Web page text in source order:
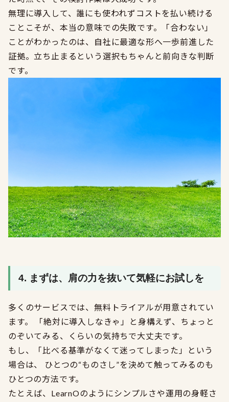
無理に導入して、誰にも使われずコストを払い続ける
ことこそが、本当の意味での失敗です。「合わない」
ことがわかったのは、自社に最適な形へ一歩前進した
証拠。立ち止まるという選択もちゃんと前向きな判断
です。
4. まずは、肩の力を抜いて気軽にお試しを
多くのサービスでは、無料トライアルが用意されてい
ます。 「絶対に導入しなきゃ」と身構えず、ちょっと
のぞいてみる、くらいの気持ちで大丈夫です。
もし、「比べる基準がなくて迷ってしまった」という
場合は、 ひとつの“ものさし”を決めて触ってみるのも
ひとつの方法です。
たとえば、LearnOのようにシンプルさや運用の身軽さ